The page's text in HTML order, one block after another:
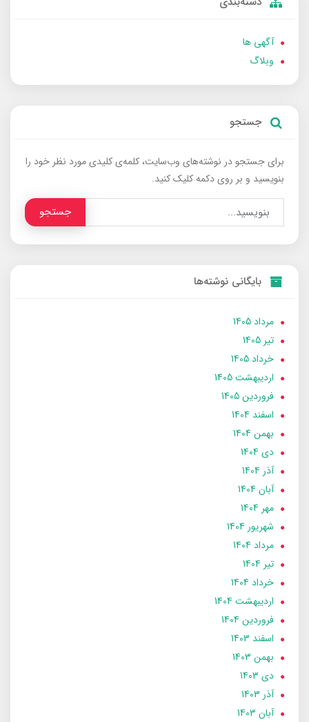
آگهی ها
وبلاگ
جستجو
برای جستجو در نوشته‌های وب‌سایت، کلمه‌ی کلیدی مورد نظر خود را
بنویسید و بر روی دکمه کلیک کنید.
جستجو
بایگانی نوشته‌ها
مرداد 1405
تير 1405
خرداد 1405
ارديبهشت 1405
فروردین 1405
اسفند 1404
بهمن 1404
دی 1404
آذر 1404
آبان 1404
مهر 1404
شهریور 1404
مرداد 1404
تير 1404
خرداد 1404
ارديبهشت 1404
فروردین 1404
اسفند 1403
بهمن 1403
دی 1403
آذر 1403
آبان 1403